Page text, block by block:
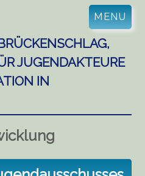
MENU
JUGENDAKTEURE
IN